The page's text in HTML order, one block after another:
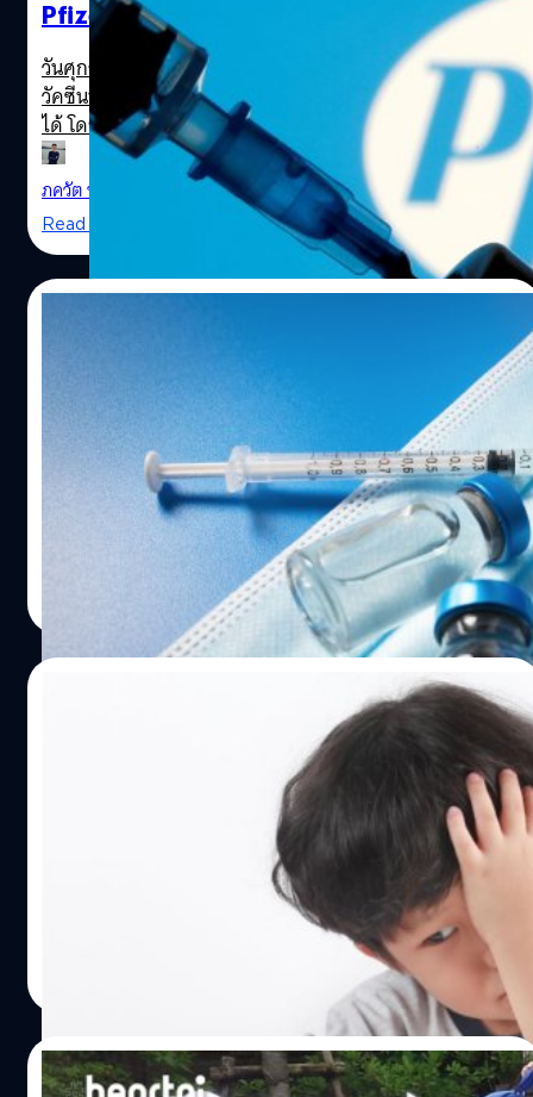
FILE PHOTO: A vial and sryinge are seen in front of
displayed Pfizer logo in this illustration taken
11, 2021. REUTERS/Dado Ruvic/Illustration
Pfizer แก่เด็กประถม
วันศุกร์ที่ 19 พฤศจิกายน 2021 แคนาดาอนุมัติให้สามารถฉีด
วัคซีนป้องกันโควิด-19 ของ Pfizer กับกลุ่มเด็กอายุ 5 ถึง 11 ปี
ได้ โดยเป็นก้าวแรกสำหรับการฉีดวัคซีนให้เด็กประถมทั่ว
ประเทศ
ภควัต ขจิตวิชยานุกูล | 1720 days ago
Read More
องค์การอาหารและยาสหรัฐฯ อนุมัติวัคซีนโค
วิด-19 สำหรับเด็กเล็กเป็นครั้งแรก
ในวันศุกร์ที่ 29 ตุลาคม 2021 องค์การอาหารและยาสหรัฐฯ
(U.S. Food and Drug Administration: FDA) ได้อนุมัติวัคซีน
ป้องกันโควิด-19 จาก Pfizer และ BioNTech สำหรับการฉีดให้
เด็กอายุ 5 - 11 ปี เป็นครั้งแรก
| 1741 days ago
แบคทีเรียในปากอาจช่วยอธิบายได้ว่า ทำไมเด็ก
บางคนถึงเกลียดบรอกโคลี!
เมื่อต้องเผชิญกับดอกกะหล่ำหรือบรอกโคลี เด็กบางคนอาจ
ทำหน้าเหยเกด้วยความไม่ชอบใจ แต่อย่าตำหนิพวกเขาเลย
เพราะการศึกษาใหม่เผยว่า เอนไซม์บางชนิดในน้ำลายอาจ
ทำให้ผักตระกูลกะหล่ำมีรสชาติแย่กว่าปกติสำหรับเด็กบางคน
31/01/2020